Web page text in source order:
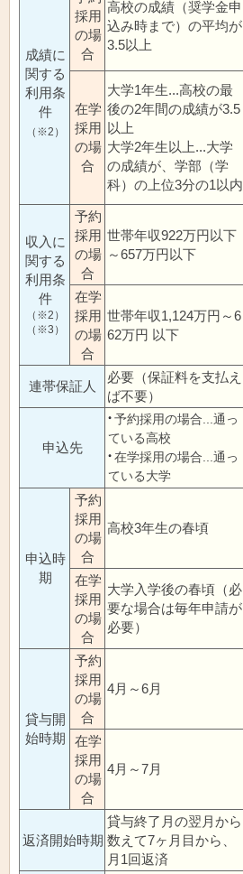
成績に
関する
利用条
件
（※2）
採用
の場
合
高校の成績（奨学金申
込み時まで）の平均が
3.5以上
在学
採用
の場
合
大学1年生...高校の最
後の2年間の成績が3.5
以上
大学2年生以上...大学
の成績が、学部（学
科）の上位3分の1以内
収入に
関する
利用条
件
（※2）
（※3）
予約
採用
の場
合
世帯年収922万円以下
～657万円以下
在学
採用
の場
合
世帯年収1,124万円～6
62万円 以下
連帯保証人
必要（保証料を支払え
ば不要）
申込先
予約採用の場合...通っ
ている高校
在学採用の場合...通っ
ている大学
申込時
期
予約
採用
の場
合
高校3年生の春頃
在学
採用
の場
合
大学入学後の春頃（必
要な場合は毎年申請が
必要）
貸与開
始時期
予約
採用
の場
合
4月～6月
在学
採用
の場
合
4月～7月
返済開始時期
貸与終了月の翌月から
数えて7ヶ月目から、
月1回返済